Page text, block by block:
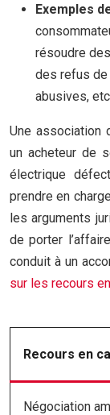
Exemples
résoudre
des refus de
abusives,
Une association
un acheteur de
électrique
prendre en
les arguments
de porter
conduit à un
sur les recours
Recours en
Négociation